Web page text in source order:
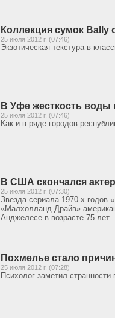
Коллекция сумок Bally
25 июля 2012 г. (07:46)
Экзотическая текстура в
В Уфе жесткость
25 июля 2012 г. (07:46)
Как и в ряде городов
В США скончался
25 июля 2012 г. (07:30)
Звезда сериала 1970-х годов
«Малхолланд Драйв»
Анджелесе в возрасте 75 лет.
Похмелье стало
25 июля 2012 г. (07:28)
Психолог заметил